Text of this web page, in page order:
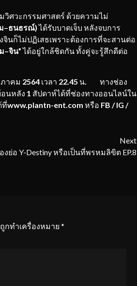
ศวะกรรมศาสตร์ ด้วยความไม่
–ธนธรณ์)ได้รับบาดเจ็บ หลังจบการ
นก็ไม่ปฏิเสธเพราะต้องการที่จะสานต่อ
–จิน”ได้อยู่ใกล้ชิดกัน ทั้งคู่จะรู้สึกดีต่อ
าคม 2564 เวลา 22.45 น. ทางช่อง
นหลัง 1 สัปดาห์ได้ที่ช่องทางออนไลน์ใน
ที่www.plantn-ent.com หรือ FB / IG /
Next
องย่อ Y-Destiny หรือเป็นที่พรหมลิขิต EP.8
กทำเครื่องหมาย *